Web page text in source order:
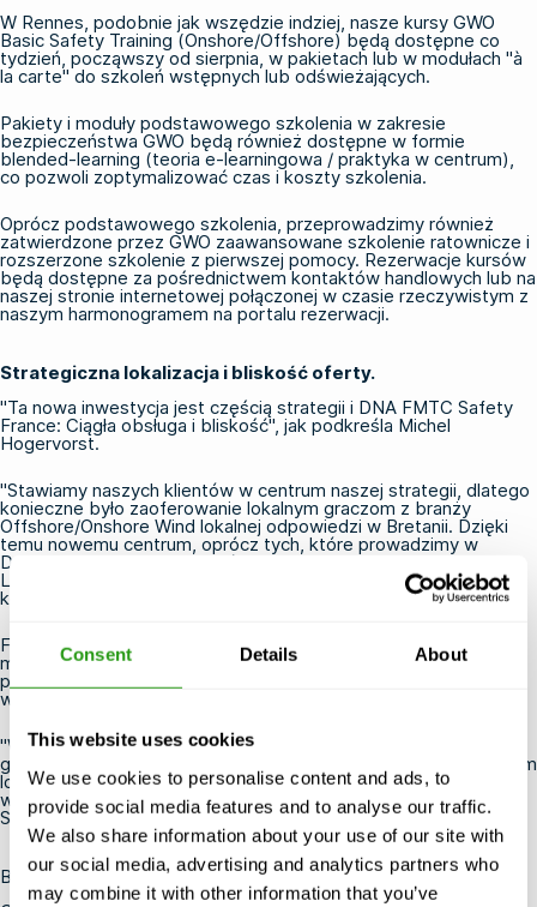
Consent Details About
This website uses cookies
We use cookies to personalise content and ads, to
provide social media features and to analyse our traffic.
We also share information about your use of our site with
our social media, advertising and analytics partners who
may combine it with other information that you’ve
W Rennes, podobnie jak wszędzie indziej, nasze kursy GWO
Basic Safety Training (Onshore/Offshore) będą dostępne co
tydzień, począwszy od sierpnia, w pakietach lub w modułach "à
la carte" do szkoleń wstępnych lub odświeżających.
Pakiety i moduły podstawowego szkolenia w zakresie
bezpieczeństwa GWO będą również dostępne w formie
blended-learning (teoria e-learningowa / praktyka w centrum),
co pozwoli zoptymalizować czas i koszty szkolenia.
Oprócz podstawowego szkolenia, przeprowadzimy również
zatwierdzone przez GWO zaawansowane szkolenie ratownicze i
rozszerzone szkolenie z pierwszej pomocy. Rezerwacje kursów
będą dostępne za pośrednictwem kontaktów handlowych lub na
naszej stronie internetowej połączonej w czasie rzeczywistym z
naszym harmonogramem na portalu rezerwacji.
Strategiczna lokalizacja i bliskość oferty.
"Ta nowa inwestycja jest częścią strategii i DNA FMTC Safety
France: Ciągła obsługa i bliskość", jak podkreśla Michel
Hogervorst.
"Stawiamy naszych klientów w centrum naszej strategii, dlatego
konieczne było zaoferowanie lokalnym graczom z branży
Offshore/Onshore Wind lokalnej odpowiedzi w Bretanii. Dzięki
temu nowemu centrum, oprócz tych, które prowadzimy w
Dunkierce i Marsylii we współpracy z OLEUM, TotalEnergies
Learning Solution, stale zbliżamy się do ich projektów",
kontynuuje.
FMTC Safety Rennes będzie zlokalizowane na skrzyżowaniu 7
morskich farm wiatrowych, działających, w budowie lub
planowanych. Nie zapominając o licznych lądowych projektach
wiatrowych.
"Wybierając Rennes, stawiamy się w odległości mniejszej niż 2
godziny od największych projektów z wysokiej jakości dostępem
logistycznym i wysokiej jakości ofertą hotelową, która będzie
wspierać nasze oferty pakietowe" dodał Arnaud LESCENE ,
Sales Manager France.
Bezpieczeństwo FMTC, wyjątkowe doświadczenie.